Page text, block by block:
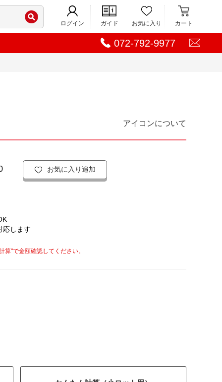
ログイン ガイド お気に入り カート
072-792-9977
アイコンについて
お気に入り追加
応します
算"で金額確認してください。